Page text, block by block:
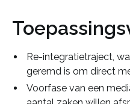
Re-integratietraject,
geremd is om direct
Voorfase van een